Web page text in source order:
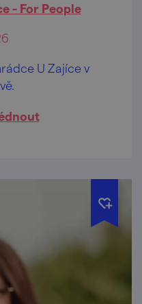
- For People
U Zajíce v